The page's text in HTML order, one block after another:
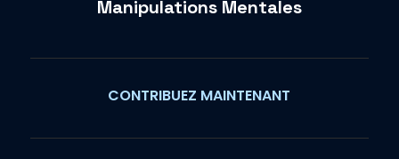
Manipulations Mentales
CONTRIBUEZ MAINTENANT